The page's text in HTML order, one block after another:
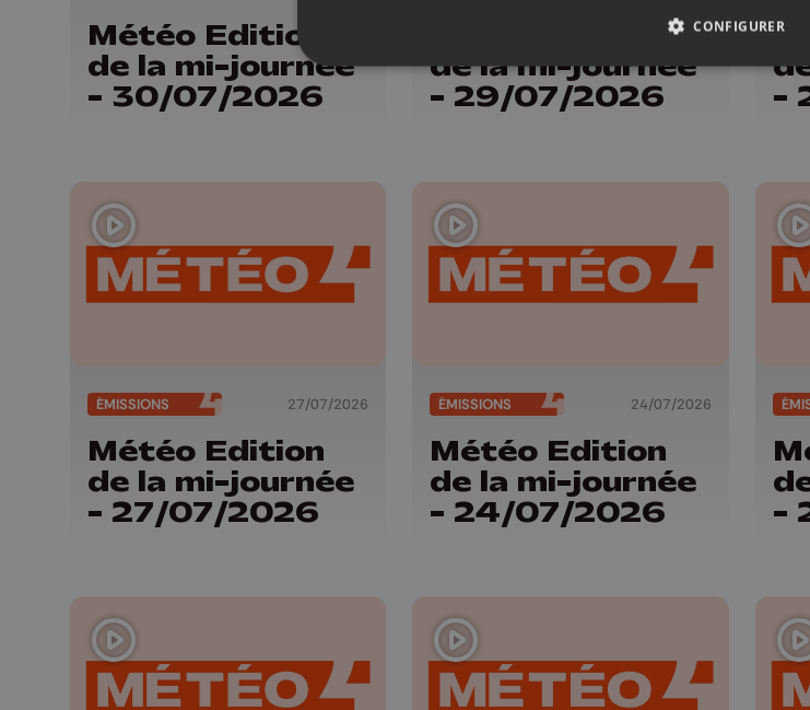
Météo Edition
de la mi-journée
- 30/07/2026
de la mi-journée
- 29/07/2026
-
ÉMISSIONS 27/07/2026
Météo Edition
de la mi-journée
- 27/07/2026
ÉMISSIONS 24/07/2026
Météo Edition
de la mi-journée
- 24/07/2026
-
CONFIGURER